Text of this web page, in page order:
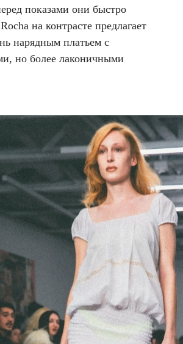
показами они быстро
на контрасте предлагает
нарядным платьем с
но более лаконичными